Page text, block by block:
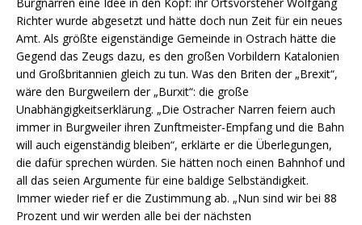
Richter wurde abgesetzt und hätte doch nun Zeit für ein neues
Amt. Als größte eigenständige Gemeinde in Ostrach hätte die
Gegend das Zeugs dazu, es den großen Vorbildern Katalonien
und Großbritannien gleich zu tun. Was den Briten der „Brexit“,
wäre den Burgweilern der „Burxit“: die große
Unabhängigkeitserklärung. „Die Ostracher Narren feiern auch
immer in Burgweiler ihren Zunftmeister-Empfang und die Bahn
will auch eigenständig bleiben“, erklärte er die Überlegungen,
die dafür sprechen würden. Sie hätten noch einen Bahnhof und
all das seien Argumente für eine baldige Selbständigkeit.
Immer wieder rief er die Zustimmung ab. „Nun sind wir bei 88
Prozent und wir werden alle bei der nächsten